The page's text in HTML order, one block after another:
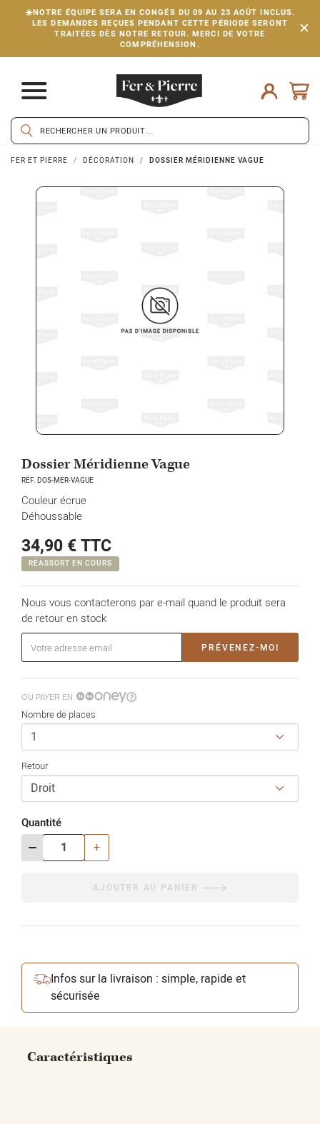
☀️NOTRE ÉQUIPE SERA EN CONGÉS DU 09 AU 23 AOÛT INCLUS.
LES DEMANDES REÇUES PENDANT CETTE PÉRIODE SERONT
TRAITÉES DÈS NOTRE RETOUR. MERCI DE VOTRE
COMPRÉHENSION.
FER ET PIERRE DÉCORATION DOSSIER MÉRIDIENNE VAGUE
Dossier Méridienne Vague
RÉF. DOS-MER-VAGUE
Couleur écrue
Déhoussable
34,90 €TTC
RÉASSORT EN COURS
Nous vous contacterons par e-mail quand le produit sera
de retour en stock
PRÉVENEZ-MOI
OU PAYER EN
Nombre de places
Retour
Quantité
- +
AJOUTER AU PANIER
Infos sur la livraison : simple, rapide et
sécurisée
Caractéristiques